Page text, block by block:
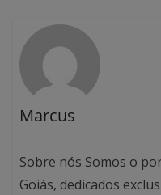
Marcus
Sobre nós Somos o
Goiás, dedicados